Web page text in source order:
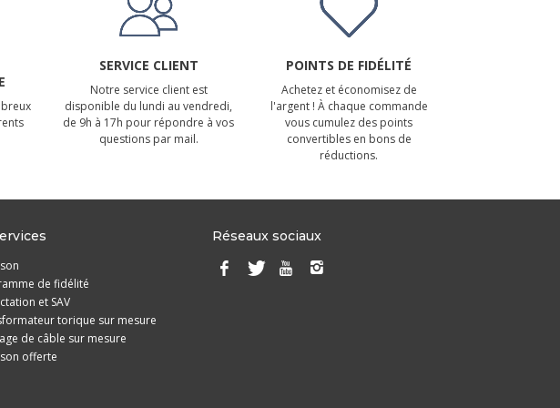
SERVICE CLIENT
Notre service client est
disponible du lundi au vendredi,
de 9h à 17h pour répondre à vos
questions par mail.
POINTS DE FIDÉLITÉ
Achetez et économisez de
l'argent ! À chaque commande
vous cumulez des points
convertibles en bons de
réductions.
de fidélité
et SAV
torique sur mesure
de câble sur mesure
offerte
Réseaux sociaux